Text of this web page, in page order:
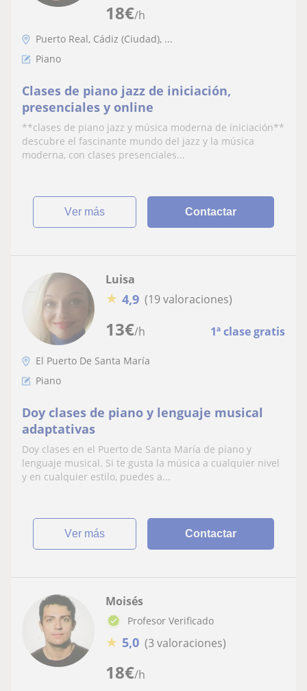
18€/h
Puerto Real, Cádiz (Ciudad), ...
Piano
Clases de piano jazz de iniciación,
presenciales y online
**clases de piano jazz y música moderna de iniciación**
descubre el fascinante mundo del jazz y la música
moderna, con clases presenciales...
ver más Contactar
13€/h 1ª clase gratis
Luisa
★ 4,9 (19 valoraciones)
El Puerto De Santa María
Piano
Doy clases de piano y lenguaje musical
adaptativas
Doy clases en el Puerto de Santa María de piano y
lenguaje musical. Si te gusta la música a cualquier nivel
y en cualquier estilo, puedes a...
ver más Contactar
18€/h
Moisés
Profesor Verificado
★ 5,0 (3 valoraciones)